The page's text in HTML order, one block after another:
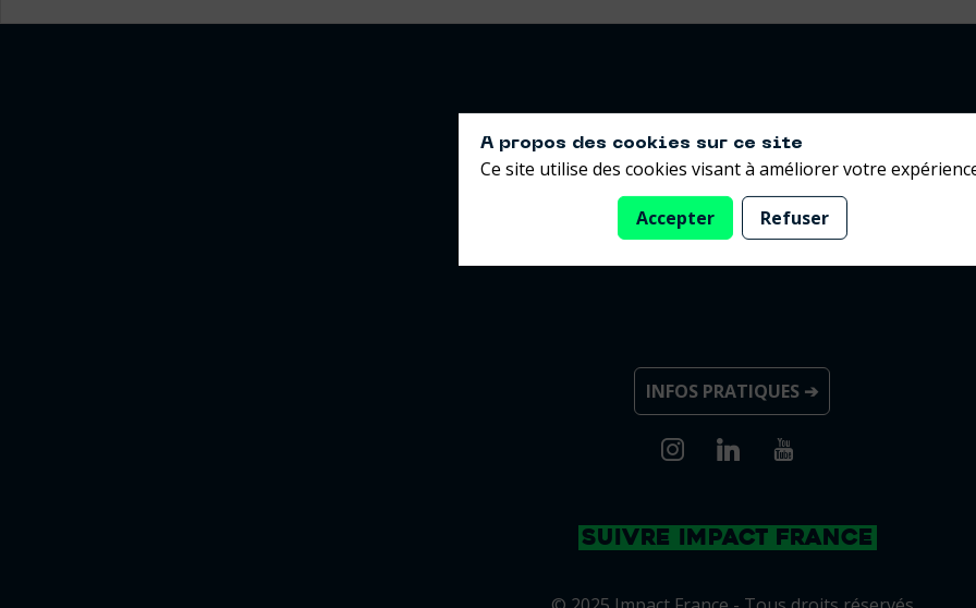
INFOS PRATIQUES ➔
SUIVRE IMPACT FRANCE
A propos des cookies sur ce site
Ce site utilise des cookies visant à améliorer votre
Accepter Refuser